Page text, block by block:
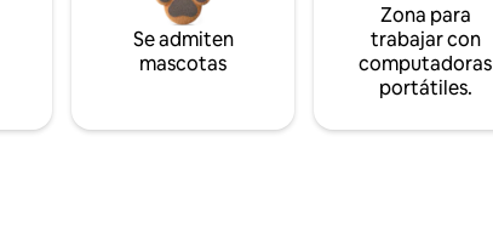
Se admiten
mascotas
Zona para
trabajar con
computadoras
portátiles.